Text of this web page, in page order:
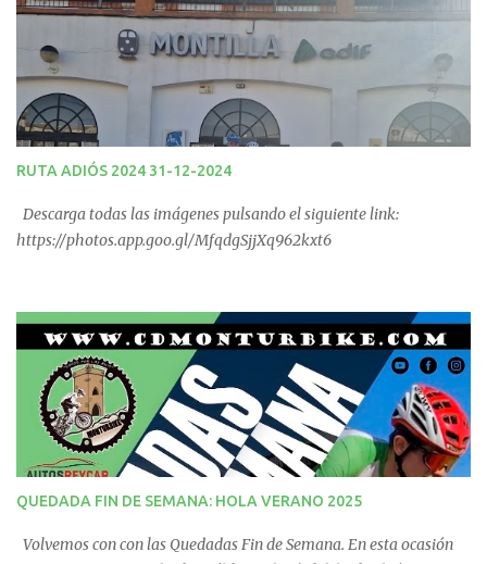
RUTA ADIÓS 2024 31-12-2024
Descarga todas las imágenes pulsando el siguiente link:
https://photos.app.goo.gl/MfqdgSjjXq962kxt6
QUEDADA FIN DE SEMANA: HOLA VERANO 2025
Volvemos con con las Quedadas Fin de Semana. En esta ocasión